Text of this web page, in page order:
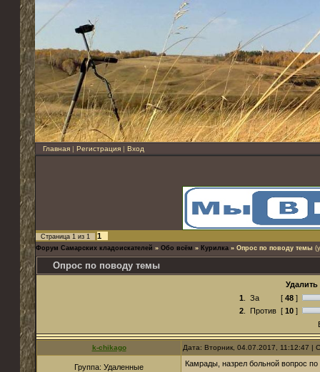
Главная | Регистрация | Вход
Страница 1 из 1 1
Форум Самарских кладоискателей » Обо всём » Курилка » Опрос по поводу темы
Опрос по поводу темы
1
За [ 48 ]
2
Против [ 10 ]
k-chikago Дата: Вторник, 04.07.2017, 11:12:47 |
Группа: Удаленные
Камрады, назрел больной вопрос